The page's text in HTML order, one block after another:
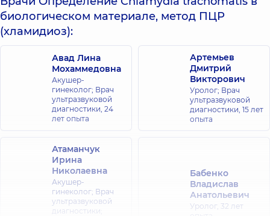
биологическом материале, метод ПЦР
(хламидиоз):
Авад Лина
Мохаммедовна
Акушер-
гинеколог; Врач
ультразвуковой
диагностики, 24
лет опыта
Артемьев
Дмитрий
Викторович
Уролог; Врач
ультразвуковой
диагностики, 15 лет
опыта
Атаманчук
Ирина
Николаевна
Акушер-
гинеколог; Врач
ультразвуковой
диагностики;
Бабенко
Владислав
Анатольевич
Уролог, 32 лет